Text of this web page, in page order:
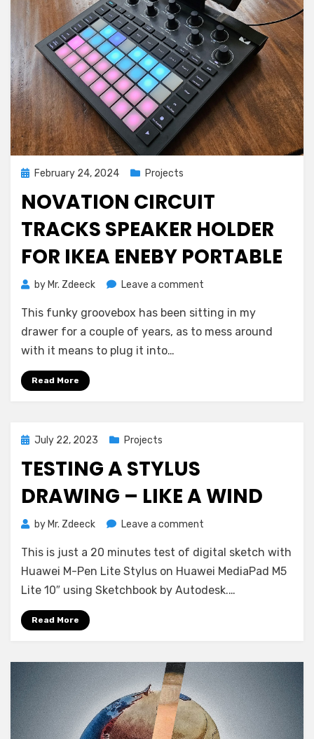
PostedFebruary 24, 2024 Projects
NOVATION CIRCUIT
TRACKS SPEAKER HOLDER
FOR IKEA ENEBY PORTABLE
by Mr. Zdeeck Leave a comment
Circuit
Tracks
This funky groovebox has been sitting in my
drawer for a couple of years, as to mess around
with it means to plug it into…
Read More
Posted
July 22, 2023 Projects
TESTING A STYLUS
DRAWING – LIKE A WIND
by Mr. Zdeeck Leave a comment
a
stylus
drawing
This is just a 20 minutes test of digital sketch with
Huawei M-Pen Lite Stylus on Huawei MediaPad M5
Lite 10″ using Sketchbook by Autodesk.…
Read More